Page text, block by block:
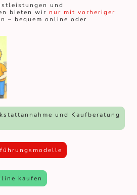
und
bieten wir nur mit vorheriger
– bequem online oder
und Kaufberatung
kaufen